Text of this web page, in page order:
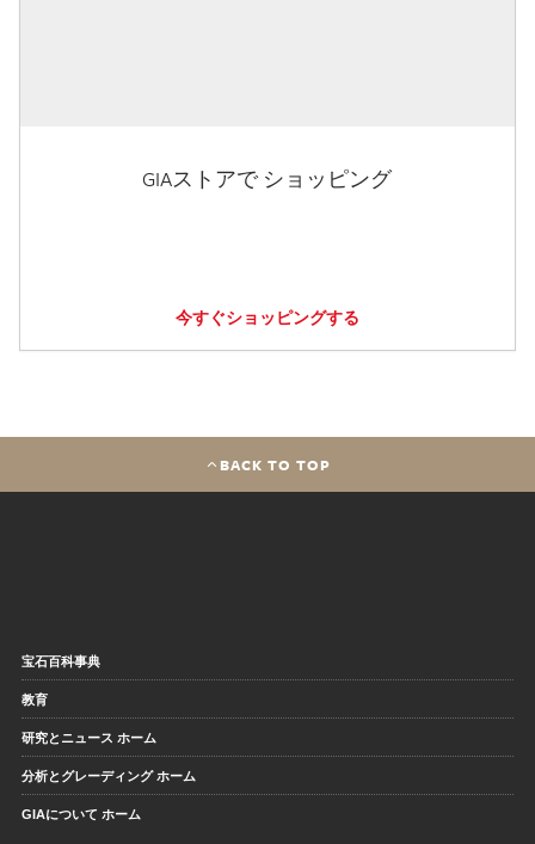
GIAストアで ショッピング
今すぐショッピングする
BACK TO TOP
宝石百科事典
教育
研究とニュース ホーム
分析とグレーディング ホーム
GIAについて ホーム